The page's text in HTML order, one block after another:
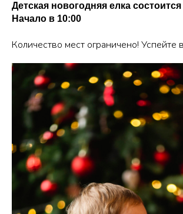
Детская новогодняя елка
Начало в 10:00
Количество мест ограничено! Успейте